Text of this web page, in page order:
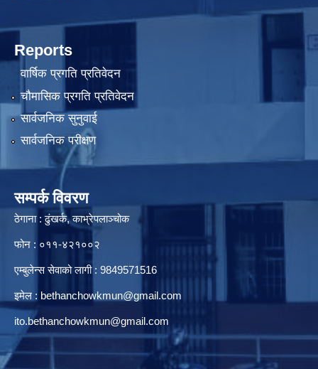
Reports
वार्षिक प्रगति प्रतिवेदन
चौमासिक प्रगति प्रतिवेदन
सार्वजनिक सुनुवाई
सार्वजनिक परीक्षण
सम्पर्क विवरण
ठेगाना : ढुंखर्क, काभ्रेपलाञ्चोक
फोन : ०११-४२१००२
एम्बुलेन्स सेवाको लागी : 9849571516
इमेल : bethanchowkmun@gmail.com
ito.bethanchowkmun@gmail.com